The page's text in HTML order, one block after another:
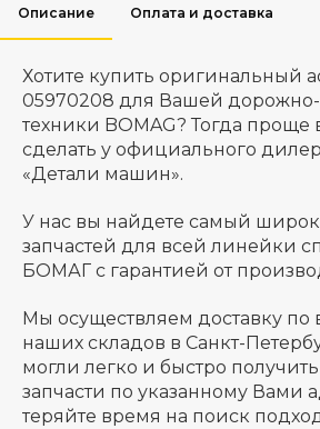
Описание Оплата и доставка
Хотите купить оригинальный
05970208 для Вашей дорожно-
техники BOMAG? Тогда проще
сделать у официального
«Детали машин».
У нас вы найдете самый
запчастей для всей линейки
БОМАГ с гарантией от
Мы осуществляем доставку по
наших складов в Санкт-
могли легко и быстро
запчасти по указанному Вами
теряйте время на поиск